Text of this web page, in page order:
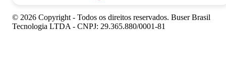
© 2026 Copyright - Todos os direitos reservados. Buser Brasil
Tecnologia LTDA - CNPJ: 29.365.880/0001-81